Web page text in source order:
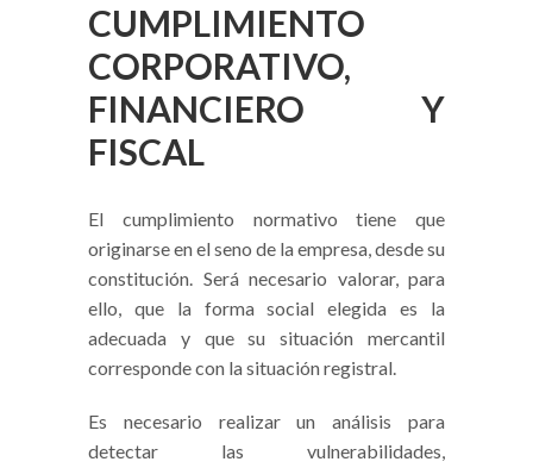
CUMPLIMIENTO
CORPORATIVO,
FINANCIERO Y
FISCAL
El cumplimiento normativo tiene que
originarse en el seno de la empresa, desde su
constitución. Será necesario valorar, para
ello, que la forma social elegida es la
adecuada y que su situación mercantil
corresponde con la situación registral.
Es necesario realizar un análisis para
detectar las vulnerabilidades,